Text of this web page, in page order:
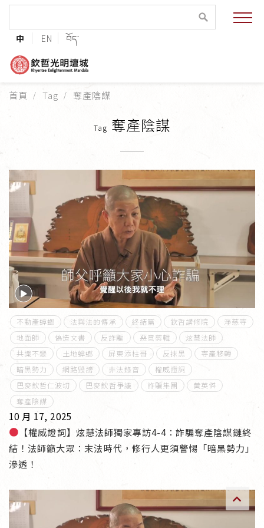
中 EN བོད་
緣起與願景
法王與上師的祝福
巴麥欽哲傳承
第三世巴麥欽哲仁波切
傳承上師授證
專書與譯著
*巴麥寺與麥青寺的聯合聲明
尊貴上師珍寶開示
巴麥欽哲珍寶開示
前行開示文集
媒體影音集
首頁 Tag 奪產陰謀
Tag 奪產陰謀
不動產蟑螂 法與法的傳承 終結篇 欽哲講修院
淨慈寺
地面師
偽造文書 反詐騙 惡意剪輯
炫慧法師
共識不變
土地蟑螂 屏東添柱哥 反抹黑
寺產移轉
暗黑勢力
網路毀謗 非法錄音
權威證詞
巴麥欽哲仁波切
巴麥欽哲爭議 詐騙集團
黃英傑
奪產陰謀
10 月 17, 2025
【權威證詞】炫慧法師獨家專訪4-4：詐騙奪產陰謀鏈終
結！法師籲大眾：末法時代，修行人更須警惕「暗黑勢力」
滲透！